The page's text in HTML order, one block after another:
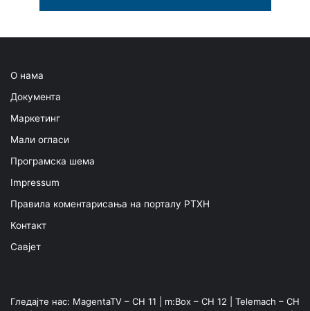
О нама
Документа
Маркетинг
Мали огласи
Програмска шема
Impressum
Правила коментарисања на порталу РТХН
Контакт
Савјет
Гледајте нас: MagentaTV – CH 11 | m:Box – CH 12 | Telemach – CH